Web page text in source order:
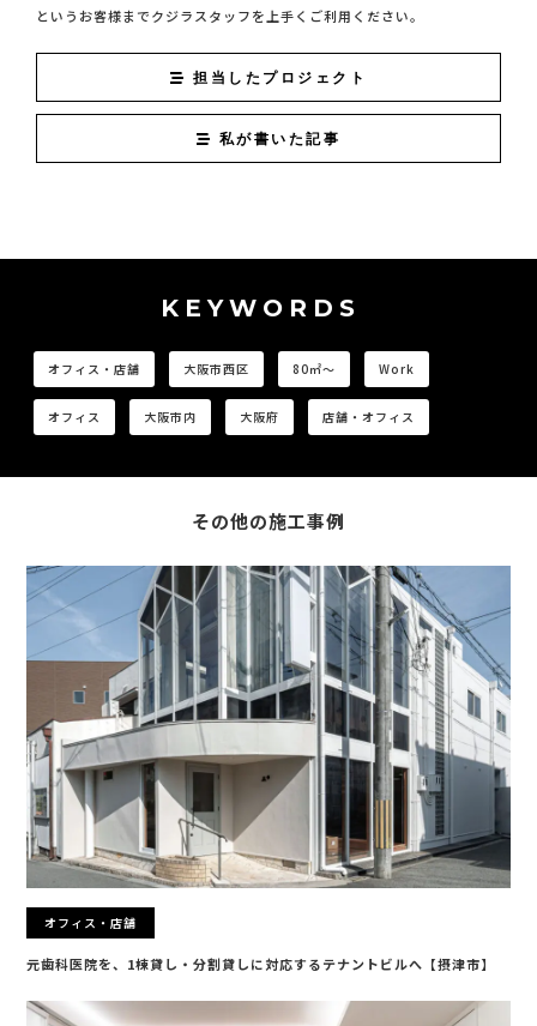
というお客様までクジラスタッフを上手くご利用ください。
担当したプロジェクト
私が書いた記事
KEYWORDS
オフィス・店舗 大阪市西区 80㎡〜 Work
オフィス 大阪市内 大阪府 店舗・オフィス
その他の施工事例
オフィス・店舗
元歯科医院を、1棟貸し・分割貸しに対応するテナントビルへ【摂津市】